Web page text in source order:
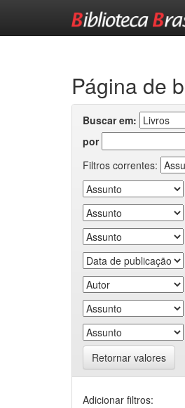
Página de
Buscar em:
por
Filtros correntes:
Retornar valores
Adicionar filtros: